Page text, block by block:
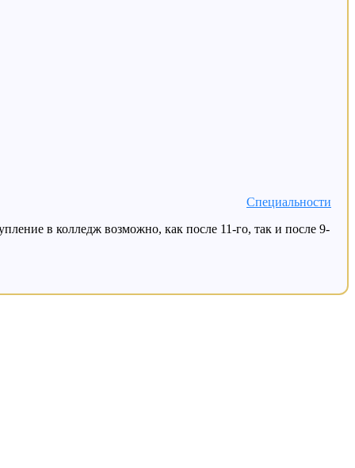
Специальности
в колледж возможно, как после 11-го, так и после 9-